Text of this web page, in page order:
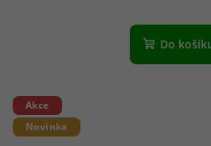
Do
Akce
Novinka